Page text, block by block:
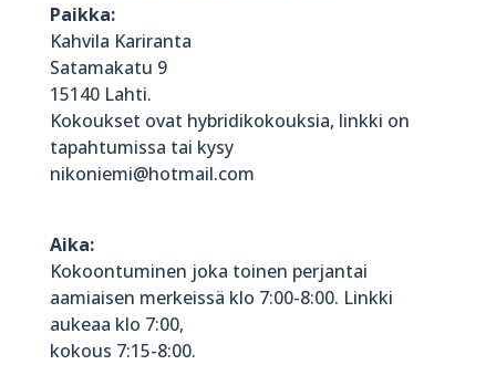
Paikka:
Kahvila Kariranta
Satamakatu 9
15140 Lahti.
Kokoukset ovat hybridikokouksia, linkki on
tapahtumissa tai kysy
nikoniemi@hotmail.com
Aika:
Kokoontuminen joka toinen perjantai
aamiaisen merkeissä klo 7:00-8:00. Linkki
aukeaa klo 7:00,
kokous 7:15-8:00.